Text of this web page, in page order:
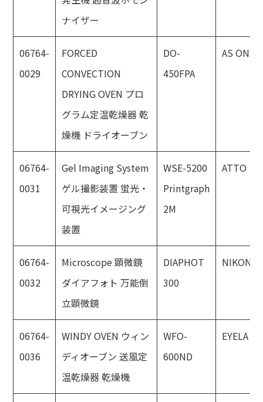
ナイザー
06764-
0029
FORCED
CONVECTION
DRYING OVEN プロ
グラム定温乾燥器 乾
燥機 ドライオーブン
DO-
450FPA
AS ONE
06764-
0031
Gel Imaging System
ゲル撮影装置 蛍光・
可視光イメージング
装置
WSE-5200
Printgraph
2M
ATTO
06764-
0032
Microscope 顕微鏡
ダイアフォト 万能倒
立顕微鏡
DIAPHOT
300
NIKON
06764-
0036
WINDY OVEN ウィン
ディオーブン 送風定
温乾燥器 乾燥機
WFO-
600ND
EYELA